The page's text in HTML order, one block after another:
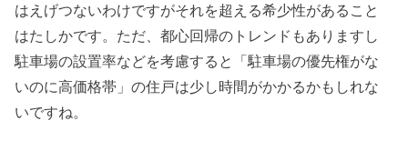
はえげつないわけですがそれを超える希少性があること
はたしかです。ただ、都心回帰のトレンドもありますし
駐車場の設置率などを考慮すると「駐車場の優先権がな
いのに高価格帯」の住戸は少し時間がかかるかもしれな
いですね。